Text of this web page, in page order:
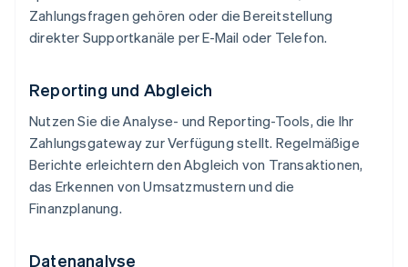
Zahlungsfragen gehören oder die Bereitstellung
direkter Supportkanäle per E-Mail oder Telefon.
Reporting und Abgleich
Nutzen Sie die Analyse- und Reporting-Tools, die Ihr
Zahlungsgateway zur Verfügung stellt. Regelmäßige
Berichte erleichtern den Abgleich von Transaktionen,
das Erkennen von Umsatzmustern und die
Finanzplanung.
Datenanalyse